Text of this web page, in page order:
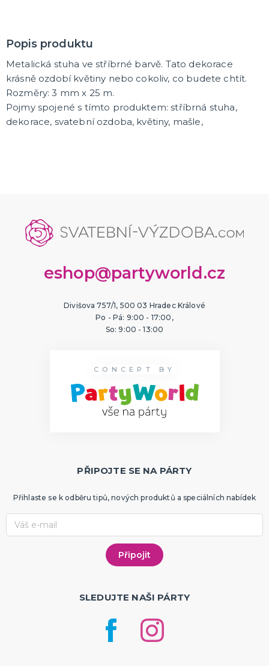
SVATEBNÍ DEKORACE NA DORT
ROZLUČKA SE SVOBODOU
Šerpy na rozlučku se svobodou
Balónky na rozlučku se svobodou
Girlandy na loučení se svobodou
Popis produktu
Metalická stuha ve stříbrné barvě. Tato dekorace
krásně ozdobí květiny nebo cokoliv, co budete chtít.
Rozměry: 3 mm x 25 m.
Pojmy spojené s tímto produktem: stříbrná stuha,
dekorace, svatební ozdoba, květiny, mašle,
eshop@partyworld.cz
Divišova 757/1, 500 03 Hradec Králové
Po - Pá: 9:00 - 17:00,
So: 9:00 - 13:00
CONCEPT BY
PŘIPOJTE SE NA PÁRTY
Přihlaste se k odběru tipů, nových produktů a speciálních nabídek
SLEDUJTE NAŠI PÁRTY